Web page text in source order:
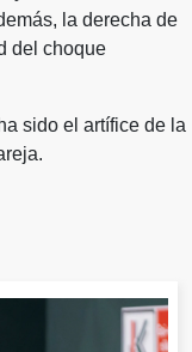
la derecha de
del choque
sido el artífice de la